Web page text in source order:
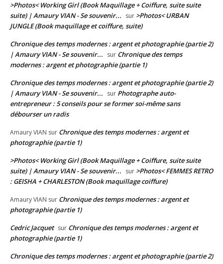
>Photos< Working Girl (Book Maquillage + Coiffure, suite suite
suite) | Amaury VIAN - Se souvenir... sur >Photos< URBAN
JUNGLE (Book maquillage et coiffure, suite)
Chronique des temps modernes : argent et photographie (partie 2)
| Amaury VIAN - Se souvenir... sur Chronique des temps
modernes : argent et photographie (partie 1)
Chronique des temps modernes : argent et photographie (partie 2)
| Amaury VIAN - Se souvenir... sur Photographe auto-
entrepreneur : 5 conseils pour se former soi-même sans
débourser un radis
Amaury VIAN sur Chronique des temps modernes : argent et
photographie (partie 1)
>Photos< Working Girl (Book Maquillage + Coiffure, suite suite
suite) | Amaury VIAN - Se souvenir... sur >Photos< FEMMES RETRO
: GEISHA + CHARLESTON (Book maquillage coiffure)
Amaury VIAN sur Chronique des temps modernes : argent et
photographie (partie 1)
Cedric Jacquet sur Chronique des temps modernes : argent et
photographie (partie 1)
Chronique des temps modernes : argent et photographie (partie 2)